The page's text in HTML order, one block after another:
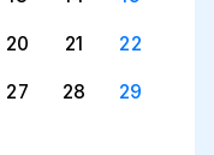
20 21 22
27 28 29